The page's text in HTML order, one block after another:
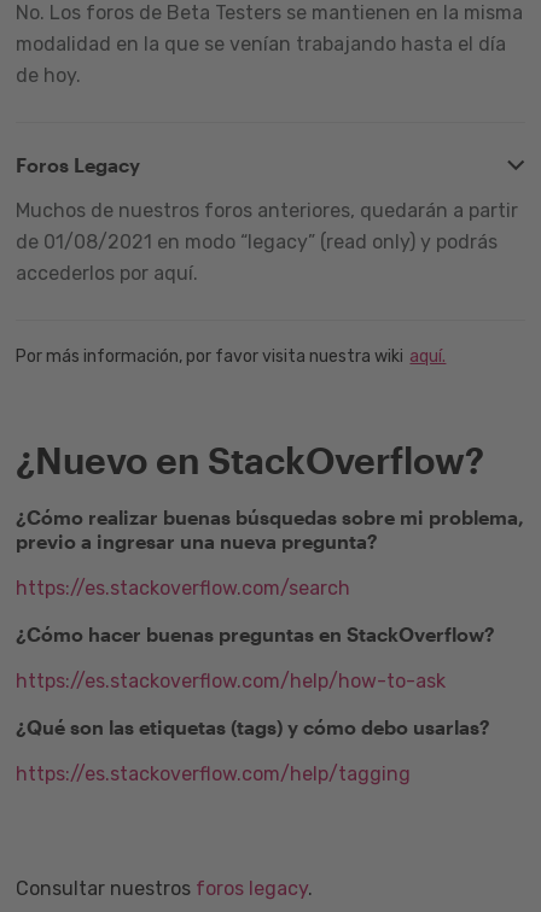
No. Los foros de Beta Testers se mantienen en la misma
modalidad en la que se venían trabajando hasta el día
de hoy.
Foros Legacy
Muchos de nuestros foros anteriores, quedarán a partir
de 01/08/2021 en modo “legacy” (read only) y podrás
accederlos por aquí.
Por más información, por favor visita nuestra wiki aquí.
¿Nuevo en StackOverflow?
¿Cómo realizar buenas búsquedas sobre mi problema,
previo a ingresar una nueva pregunta?
https://es.stackoverflow.com/search
¿Cómo hacer buenas preguntas en StackOverflow?
https://es.stackoverflow.com/help/how-to-ask
¿Qué son las etiquetas (tags) y cómo debo usarlas?
https://es.stackoverflow.com/help/tagging
Consultar nuestros foros legacy.